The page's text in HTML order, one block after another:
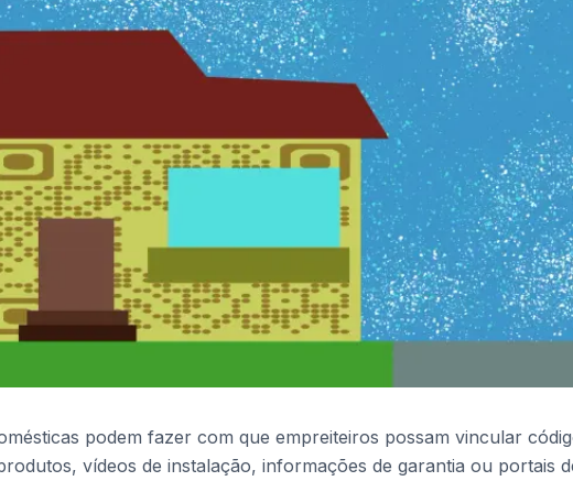
podem fazer com que empreiteiros possam vincular
vídeos de instalação, informações de garantia ou portais